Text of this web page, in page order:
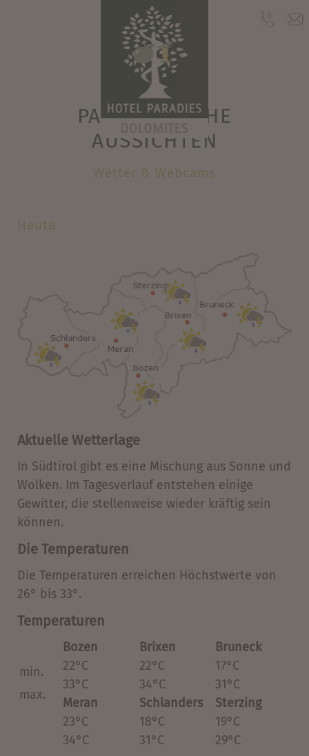
Wetter & Webcam
PARADIESISCHE
AUSSICHTEN
Wetter & Webcams
Heute
Aktuelle Wetterlage
In Südtirol gibt es eine Mischung aus Sonne und
Wolken. Im Tagesverlauf entstehen einige
Gewitter, die stellenweise wieder kräftig sein
können.
Die Temperaturen
Die Temperaturen erreichen Höchstwerte von
26° bis 33°.
Temperaturen
min.
max.
Bozen
22°C
33°C
Brixen
22°C
34°C
Bruneck
17°C
31°C
Meran
23°C
34°C
Schlanders
18°C
31°C
Sterzing
19°C
29°C